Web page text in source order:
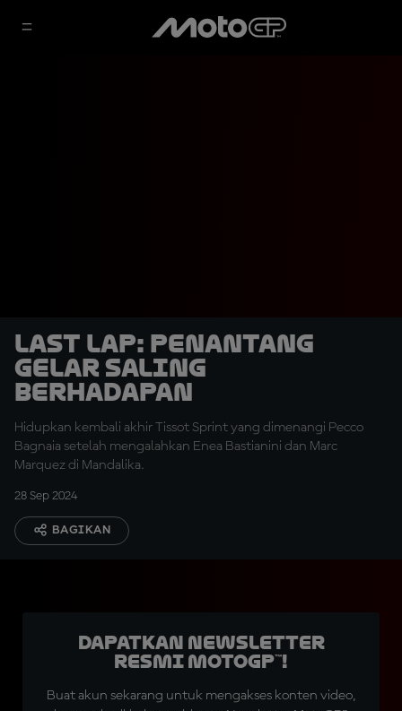
LAST LAP: Penantang
Gelar Saling
Berhadapan
Hidupkan kembali akhir Tissot Sprint yang dimenangi Pecco
Bagnaia setelah mengalahkan Enea Bastianini dan Marc
Marquez di Mandalika.
28 Sep 2024
BAGIKAN
Dapatkan Newsletter
Resmi MotoGP™!
Buat akun sekarang untuk mengakses konten video,